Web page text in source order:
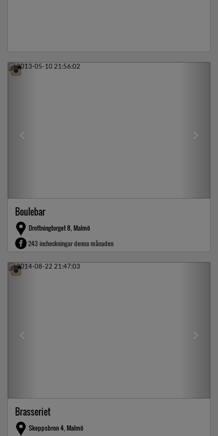
Previous
Boulebar
Drottningtorget 8, Malmö
243 incheckningar denna månaden
Previous
Brasseriet
Skeppsbron 4, Malmö